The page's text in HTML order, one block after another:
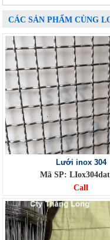
CÁC SẢN PHẨM CÙNG
Lưới inox 304
Mã SP:
Call